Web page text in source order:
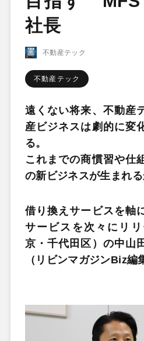
社長
不動産テック
不動産テック
遠くない将来、不動産
産ビジネスは劇的に変
る。
これまでの商慣習や仕
の新ビジネスが生まれる
借り換えサービスを軸
サービスを次々にリ
京・千代田区）の中山
（リビンマガジンBiz編